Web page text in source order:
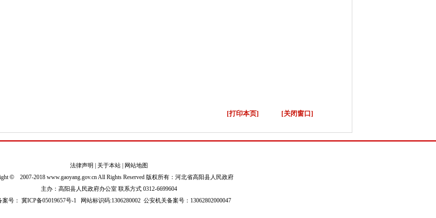
[打印本页] [关闭窗口]
法律声明 关于本站
网站地图
©2007-2018 www.gaoyang.gov.cn All Rights Reserved 版权所有：河北省高阳县人民政府
主办：高阳县人民政府办公室 联系方式 0312-6699604
案号： 冀ICP备05019657号-1网站标识码:1306280002 公安机关备案号：13062802000047